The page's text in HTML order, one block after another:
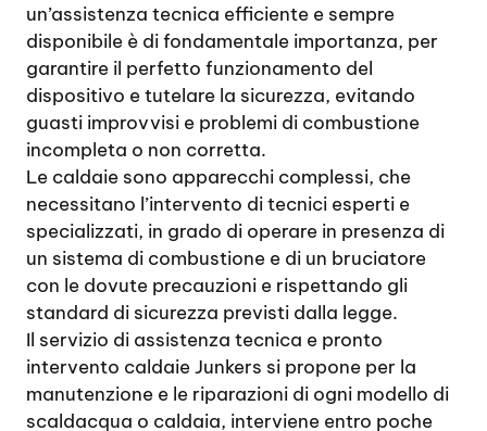
un’assistenza tecnica efficiente e sempre
disponibile è di fondamentale importanza, per
garantire il perfetto funzionamento del
dispositivo e tutelare la sicurezza, evitando
guasti improvvisi e problemi di combustione
incompleta o non corretta.
Le caldaie sono apparecchi complessi, che
necessitano l’intervento di tecnici esperti e
specializzati, in grado di operare in presenza di
un sistema di combustione e di un bruciatore
con le dovute precauzioni e rispettando gli
standard di sicurezza previsti dalla legge.
Il servizio di assistenza tecnica e pronto
intervento caldaie Junkers si propone per la
manutenzione e le riparazioni di ogni modello di
scaldacqua o caldaia, interviene entro poche